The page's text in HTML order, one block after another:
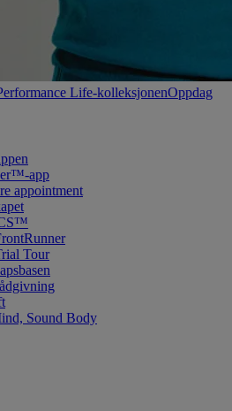
Life-kolleksjonenOppdag
app
appointment
Tour
Sound Body